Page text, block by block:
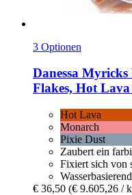
3 Optionen
Danessa Myricks
Flakes, Hot Lava
Hot Lava
Monarch
Pixie Dust
Zaubert ein
Fixiert sich von
€ 36,50 (€ 9.605,26 /